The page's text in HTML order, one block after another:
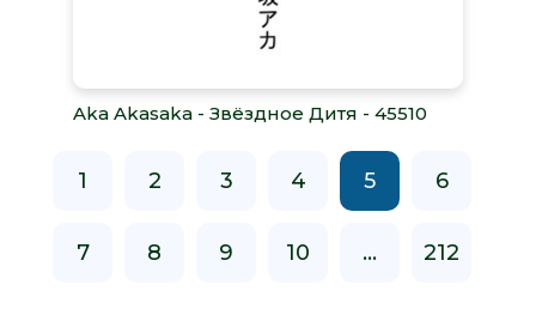
Aka Akasaka - Звёздное Дитя - 45510
1 2 3 4 5 6
7 8 9 10 ... 212